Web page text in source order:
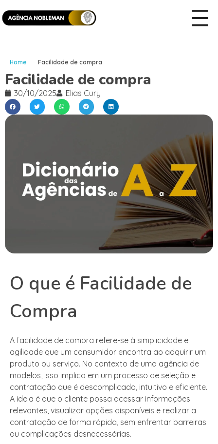
Home Facilidade de compra
Facilidade de compra
30/10/2025 Elias Cury
O que é Facilidade de
Compra
A facilidade de compra refere-se à simplicidade e
agilidade que um consumidor encontra ao adquirir um
produto ou serviço. No contexto de uma agência de
modelos, isso implica em um processo de seleção e
contratação que é descomplicado, intuitivo e eficiente.
A ideia é que o cliente possa acessar informações
relevantes, visualizar opções disponíveis e realizar a
contratação de forma rápida, sem enfrentar barreiras
ou complicações desnecessárias.